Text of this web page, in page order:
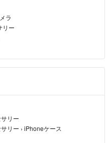
ラ
リー
リー
リー › iPhoneケース